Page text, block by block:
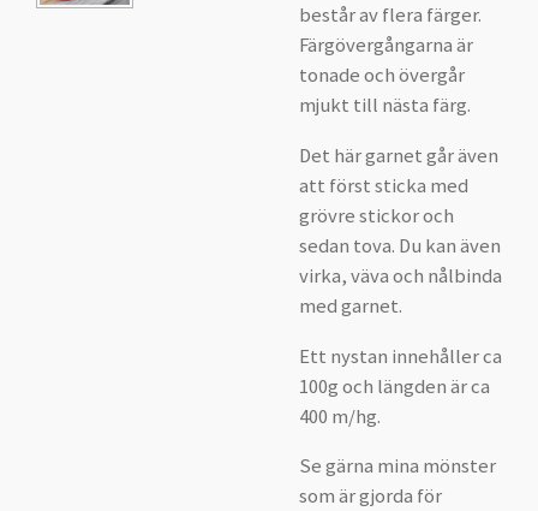
består av flera färger.
Färgövergångarna är
tonade och övergår
mjukt till nästa färg.
Det här garnet går även
att först sticka med
grövre stickor och
sedan tova. Du kan även
virka, väva och nålbinda
med garnet.
Ett nystan innehåller ca
100g och längden är ca
400 m/hg.
Se gärna mina mönster
som är gjorda för